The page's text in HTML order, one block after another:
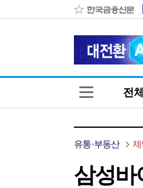
전체
유통·부동산 제
삼성바